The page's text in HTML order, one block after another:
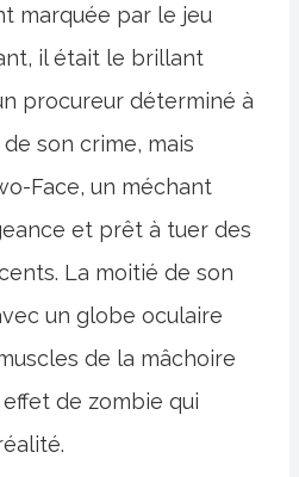
marquée par le jeu
il était le brillant
procureur déterminé à
son crime, mais
Face, un méchant
et prêt à tuer des
La moitié de son
un globe oculaire
de la mâchoire
de zombie qui